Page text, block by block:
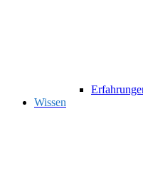
Wissen